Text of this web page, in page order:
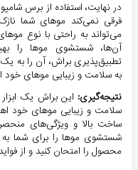
فرقی نمی‌کند موهای شما
می‌تواند به راحتی با نوع
آن‌ها، شستشوی موها را
تطبیق‌پذیری براش، آن را به
به سلامت و زیبایی موهای
نتیجه‌گیری: این براش یک
سلامت و زیبایی موهای خود
ساخت بالا و ویژگی‌های
شستشوی موها را برای شما به
محصول را امتحان کنید و از